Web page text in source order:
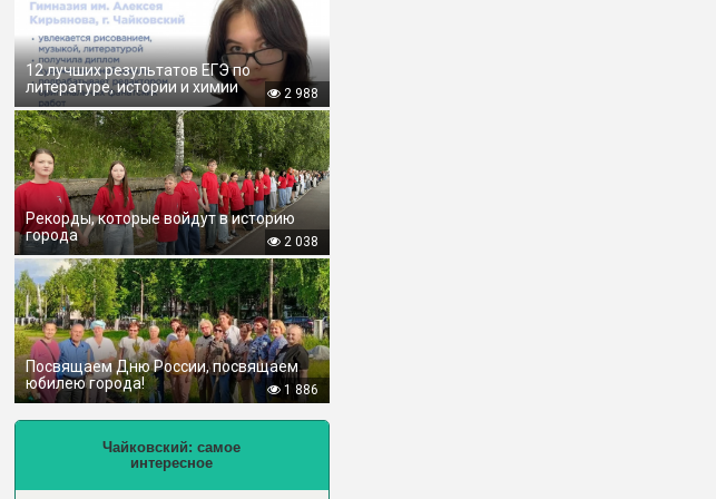
12 лучших результатов ЕГЭ по
литературе, истории и химии
2 988
Рекорды, которые войдут в историю
города
2 038
Посвящаем Дню России, посвящаем
юбилею города!
1 886
Чайковский: самое
интересное